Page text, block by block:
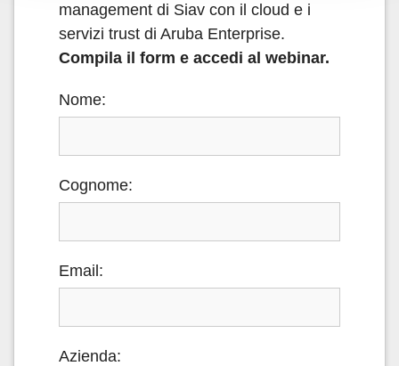
management di Siav con il cloud e i
servizi trust di Aruba Enterprise.
Compila il form e accedi al webinar.
Nome:
Cognome:
Email:
Azienda: